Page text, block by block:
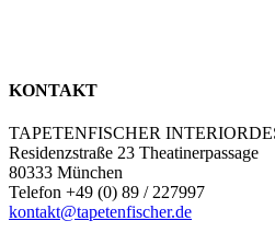
KONTAKT
TAPETENFISCHER
Residenzstraße 23 Theatinerpassage
80333 München
Telefon +49 (0) 89 / 227997
kontakt@tapetenfischer.de